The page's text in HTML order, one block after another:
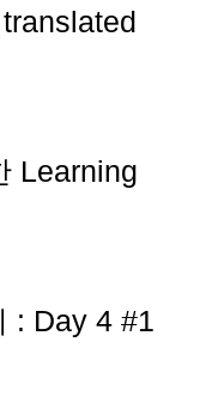
Learning
: Day 4 #1